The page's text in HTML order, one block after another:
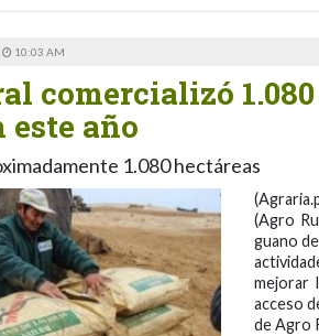
10:03 AM
comercializó
año
1.080 hectáreas
(Agro
guano
mejorar
acceso
de Agro